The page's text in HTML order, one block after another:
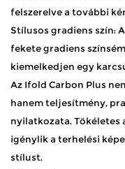
felszerelve a további
Stílusos gradiens szín:
fekete gradiens
kiemelkedjen egy
Az Ifold Carbon Plus
hanem teljesítmény,
nyilatkozata. Tökéletes
igénylik a terhelési
stílust.